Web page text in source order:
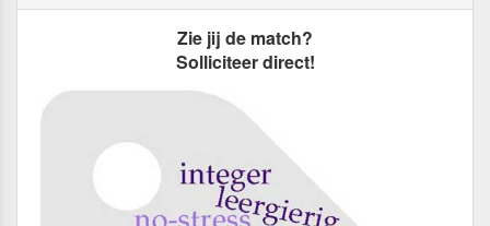
Zie jij de match?
Solliciteer direct!